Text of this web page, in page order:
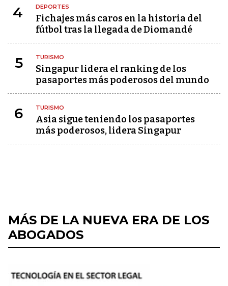
4 DEPORTES
Fichajes más caros en la historia del
fútbol tras la llegada de Diomandé
5 TURISMO
Singapur lidera el ranking de los
pasaportes más poderosos del mundo
6 TURISMO
Asia sigue teniendo los pasaportes
más poderosos, lidera Singapur
MÁS DE LA NUEVA ERA DE LOS
ABOGADOS